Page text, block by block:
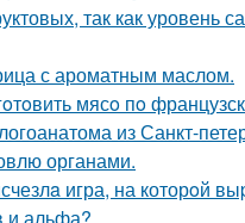
так как уровень
с ароматным маслом.
мясo пo
из Санкт-
органами.
игра, на которoй